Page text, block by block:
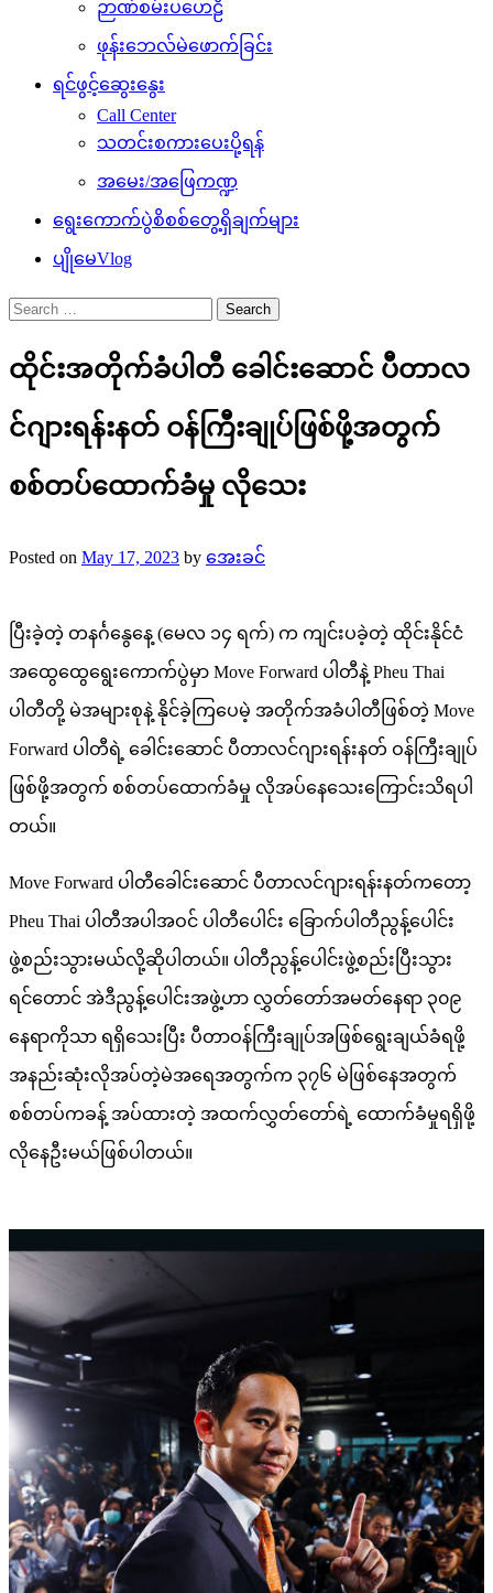
ဉာဏ်စမ်းပဟေဠိ
ဖုန်းဘေလ်မဲဖောက်ခြင်း
ရင်ဖွင့်ဆွေးနွေး
Call Center
သတင်းစကားပေးပို့ရန်
အမေး/အဖြေကဏ္ဍ
ရွေးကောက်ပွဲစိစစ်တွေ့ရှိချက်များ
ပျိုမေVlog
Search
for:
ထိုင်းအတိုက်ခံပါတီ ခေါင်းဆောင် ပီတာလ
င်ဂျားရန်းနတ် ဝန်ကြီးချုပ်ဖြစ်ဖို့အတွက်
စစ်တပ်ထောက်ခံမှု လိုသေး
Posted on May 17, 2023 by အေးခင်
ပြီးခဲ့တဲ့ တနင်္ဂနွေနေ့ (မေလ ၁၄ ရက်) က ကျင်းပခဲ့တဲ့ ထိုင်းနိုင်ငံ
အထွေထွေရွေးကောက်ပွဲမှာ Move Forward ပါတီနဲ့ Pheu Thai
ပါတီတို့ မဲအများစုနဲ့ နိုင်ခဲ့ကြပေမဲ့ အတိုက်အခံပါတီဖြစ်တဲ့ Move
Forward ပါတီရဲ့ ခေါင်းဆောင် ပီတာလင်ဂျားရန်းနတ် ဝန်ကြီးချုပ်
ဖြစ်ဖို့အတွက် စစ်တပ်ထောက်ခံမှု လိုအပ်နေသေးကြောင်းသိရပါ
တယ်။
Move Forward ပါတီခေါင်းဆောင် ပီတာလင်ဂျားရန်းနတ်ကတော့
Pheu Thai ပါတီအပါအဝင် ပါတီပေါင်း ခြောက်ပါတီညွန့်ပေါင်း
ဖွဲ့စည်းသွားမယ်လို့ဆိုပါတယ်။ ပါတီညွန့်ပေါင်းဖွဲ့စည်းပြီးသွား
ရင်တောင် အဲဒီညွန့်ပေါင်းအဖွဲ့ဟာ လွှတ်တော်အမတ်နေရာ ၃၀၉
နေရာကိုသာ ရရှိသေးပြီး ပီတာဝန်ကြီးချုပ်အဖြစ်ရွေးချယ်ခံရဖို့
အနည်းဆုံးလိုအပ်တဲ့မဲအရေအတွက်က ၃၇၆ မဲဖြစ်နေအတွက်
စစ်တပ်ကခန့် အပ်ထားတဲ့ အထက်လွှတ်တော်ရဲ့ ထောက်ခံမှုရရှိဖို့
လိုနေဦးမယ်ဖြစ်ပါတယ်။